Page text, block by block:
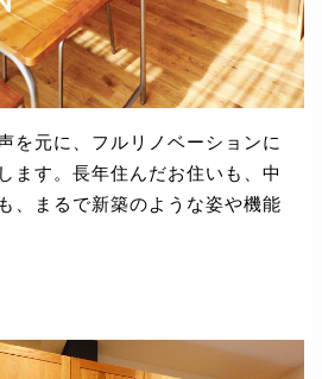
を元に、フルリノベーションに
ます。長年住んだお住いも、中
、まるで新築のような姿や機能
守と見直し
情報に関して適用される日本の
守するとともに、本ポリシーの
の改善に努めます。
正アクセス・紛失・破損・改ざ
るため、セキュリティシステム